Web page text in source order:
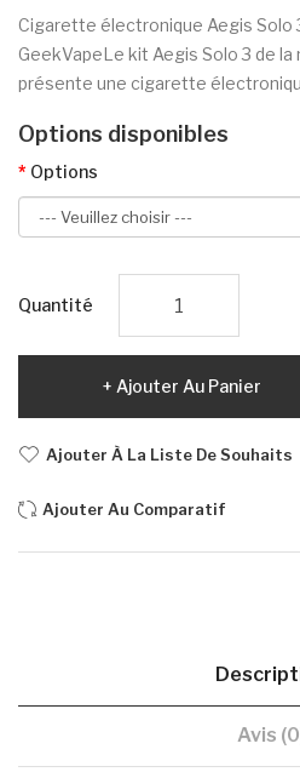
Cigarette électronique Aegis Solo
GeekVapeLe kit Aegis Solo 3 de la
présente une cigarette
Options disponibles
Options
Quantité
Ajouter Au Panier
Ajouter À La Liste De Souhaits
Ajouter Au Comparatif
Avis